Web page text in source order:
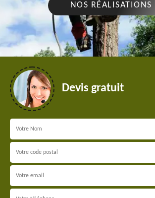
NOS RÉALISATIONS
Devis gratuit